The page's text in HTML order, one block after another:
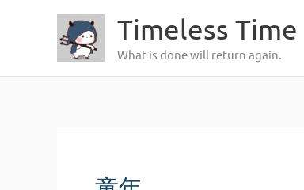
容
Timeless Time
What is done will return again.